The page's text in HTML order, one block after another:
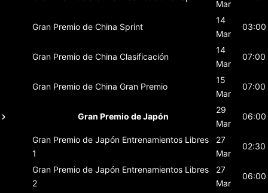
Mar
Gran Premio de China Sprint
14
Mar
03:00
Gran Premio de China Clasificación
14
Mar
07:00
Gran Premio de China Gran Premio
15
Mar
07:00
Gran Premio de Japón
29
Mar
06:00
Gran Premio de Japón Entrenamientos Libres
1
27
Mar
02:30
Gran Premio de Japón Entrenamientos Libres
2
27
Mar
06:00